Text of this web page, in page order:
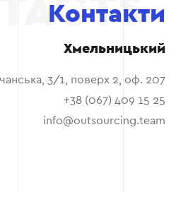
Контакти
Хмельницький
3/1, поверх 2, оф. 207
+38 (067) 409 15 25
info@outsourcing.team